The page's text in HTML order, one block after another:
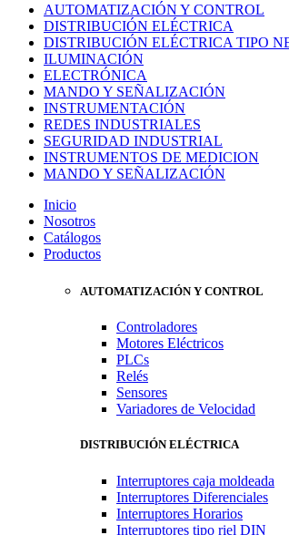
AUTOMATIZACIÓN Y CONTROL
DISTRIBUCIÓN ELÉCTRICA
DISTRIBUCIÓN ELÉCTRICA TIPO
ILUMINACIÓN
ELECTRÓNICA
MANDO Y SEÑALIZACIÓN
INSTRUMENTACIÓN
REDES INDUSTRIALES
SEGURIDAD INDUSTRIAL
INSTRUMENTOS DE MEDICION
MANDO Y SEÑALIZACIÓN
Inicio
Nosotros
Catálogos
Productos
AUTOMATIZACIÓN Y CONTROL
Controladores
Motores Eléctricos
PLCs
Relés
Sensores
Variadores de Velocidad
DISTRIBUCIÓN ELÉCTRICA
Interruptores caja moldeada
Interruptores Diferenciales
Interruptores Horarios
Interruptores tipo riel DIN